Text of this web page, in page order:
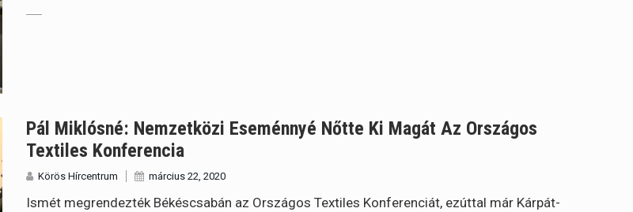
Pál Miklósné: Nemzetközi Eseménnyé Nőtte Ki Magát Az Országos
Textiles Konferencia
Körös Hírcentrum március 22, 2020
Ismét megrendezték Békéscsabán az Országos Textiles Konferenciát, ezúttal már Kárpát-